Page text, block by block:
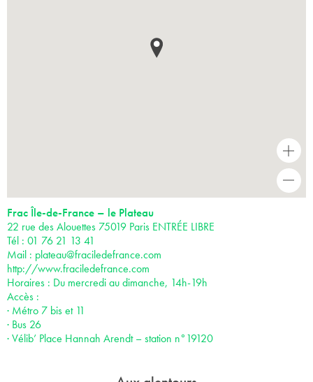
+
Frac Île-de-France – le Plateau
22 rue des Alouettes 75019 Paris ENTRÉE LIBRE
Tél : 01 76 21 13 41
Mail : plateau@fraciledefrance.com
http://www.fraciledefrance.com
Horaires : Du mercredi au dimanche, 14h-19h
Accès :
· Métro 7 bis et 11
· Bus 26
· Vélib’ Place Hannah Arendt – station n°19120